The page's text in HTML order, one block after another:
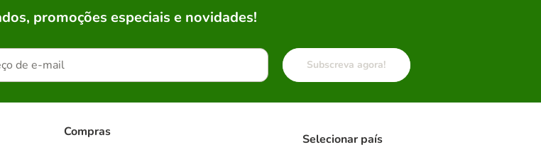
promoções especiais e novidades!
Subscreva agora!
Compras Selecionar país